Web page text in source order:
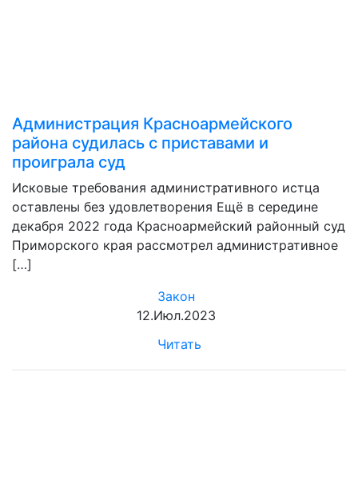
Администрация Красноармейского
района судилась с приставами и
проиграла суд
Исковые требования административного истца
оставлены без удовлетворения Ещё в середине
декабря 2022 года Красноармейский районный суд
Приморского края рассмотрел административное
[…]
Закон
12.Июл.2023
Читать